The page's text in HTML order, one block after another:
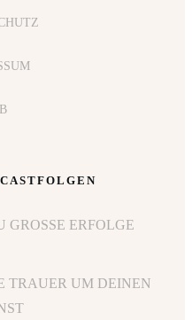
ERFOLGE E
TRAUER UM DEINEN